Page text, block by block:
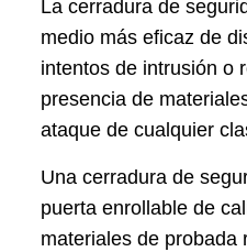
La cerradura de
medio más eficaz de
intentos de intrusión o
presencia de
ataque de cualquier
Una cerradura de
puerta enrollable de
materiales de probada